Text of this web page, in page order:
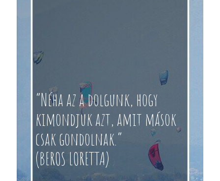
“Néha az a dolgunk, hogy
kimondjuk azt, amit mások
csak gondolnak.”
(BEROS LORETTA)